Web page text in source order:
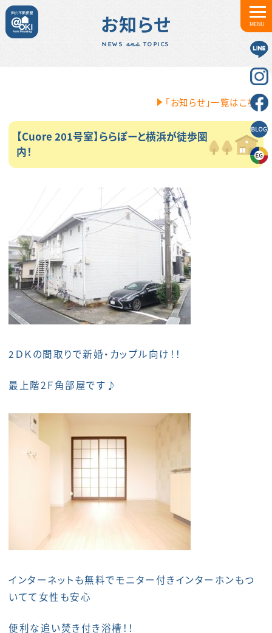
MENU
お知らせ
NEWS and TOPICS
「お知らせ」一覧はこちら
【Cuore 201号室】ららぽーと横浜が徒歩圏
内！
2ＤＫの間取りで新婚・カップル向け！！
最上階2Ｆ角部屋です♪
インターネットも無料でモニター付きインターホンもつ
いてて女性も安心
便利な追い焚き付き浴槽！！